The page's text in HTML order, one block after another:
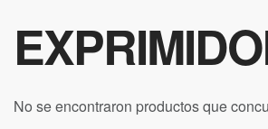
No se encontraron productos que